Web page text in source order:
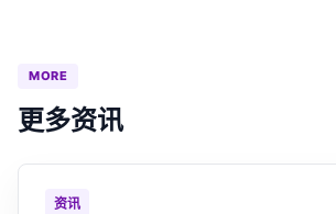
MORE
更多资讯
资讯